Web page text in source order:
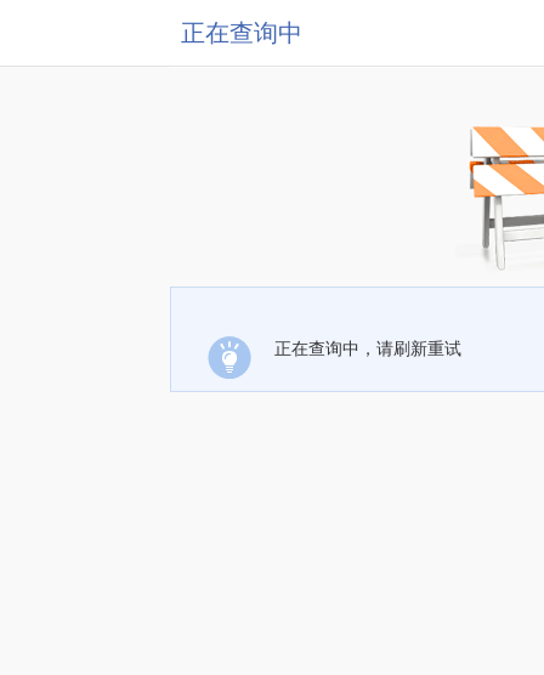
正在查询中
正在查询中，请刷新重试